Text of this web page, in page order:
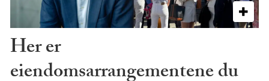
Her er
eiendomsarrangementene du